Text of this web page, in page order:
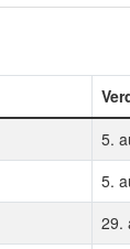
5.
5.
29.